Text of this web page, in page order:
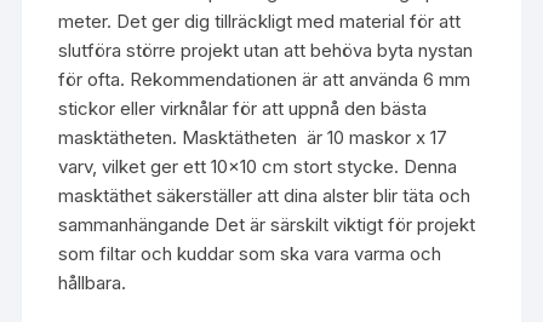
meter. Det ger dig tillräckligt med material för att
slutföra större projekt utan att behöva byta nystan
för ofta. Rekommendationen är att använda 6 mm
stickor eller virknålar för att uppnå den bästa
masktätheten. Masktätheten är 10 maskor x 17
varv, vilket ger ett 10×10 cm stort stycke. Denna
masktäthet säkerställer att dina alster blir täta och
sammanhängande Det är särskilt viktigt för projekt
som filtar och kuddar som ska vara varma och
hållbara.